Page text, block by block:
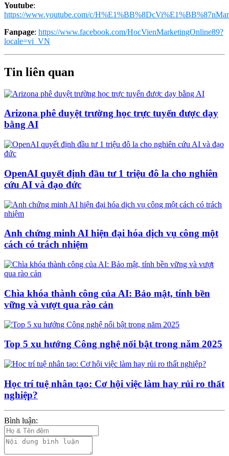
Youtube:
https://www.youtube.com/c/
Fanpage: https://www.facebook.com/HocVienMarketingOnline89?
locale=vi_VN
Tin liên quan
Arizona phê duyệt trường học trực tuyến được dạy
bằng AI
OpenAI quyết định đầu tư 1 triệu đô la cho nghiên
cứu AI và đạo đức
Anh chứng minh AI hiện đại hóa dịch vụ công một
cách có trách nhiệm
Chìa khóa thành công của AI: Bảo mật, tính bền
vững và vượt qua rào cản
Top 5 xu hướng Công nghệ nổi bật trong năm 2025
Học trí tuệ nhân tạo: Cơ hội việc làm hay rủi ro thất
nghiệp?
Bình luận: